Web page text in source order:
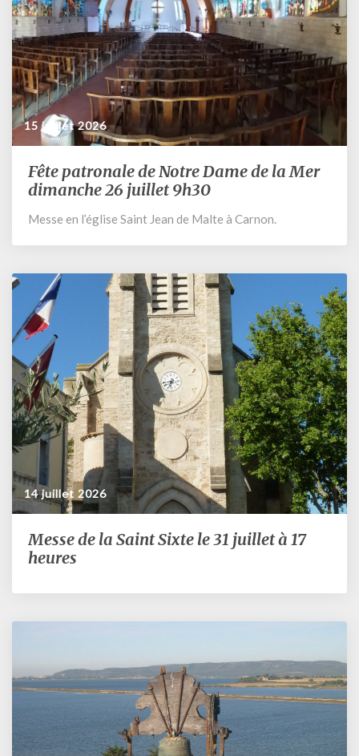
15 juillet 2026
Fête
patronale
Notre
la
Mer
dimanche
26
juillet
9h30
Fête patronale de Notre Dame de la Mer
dimanche 26 juillet 9h30
Messe en l’église Saint Jean de Malte à Carnon.
14 juillet 2026
Messe
de
Saint
le
à
17
Messe de la Saint Sixte le 31 juillet à 17
heures